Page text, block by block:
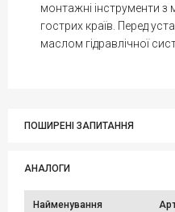
АНАЛОГИ
Найменування
монтажні інструменти з
гострих країв. Перед
маслом гідравлічної
ПОШИРЕНІ ЗАПИТАННЯ